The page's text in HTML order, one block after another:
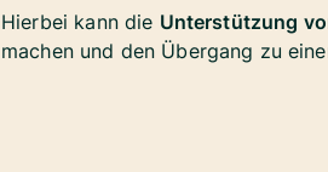
Hierbei kann die Unterstützung
machen und den Übergang zu